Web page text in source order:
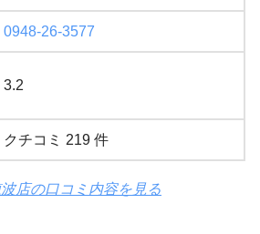
0948-26-3577
3.2
クチコミ 219 件
店の口コミ内容を見る